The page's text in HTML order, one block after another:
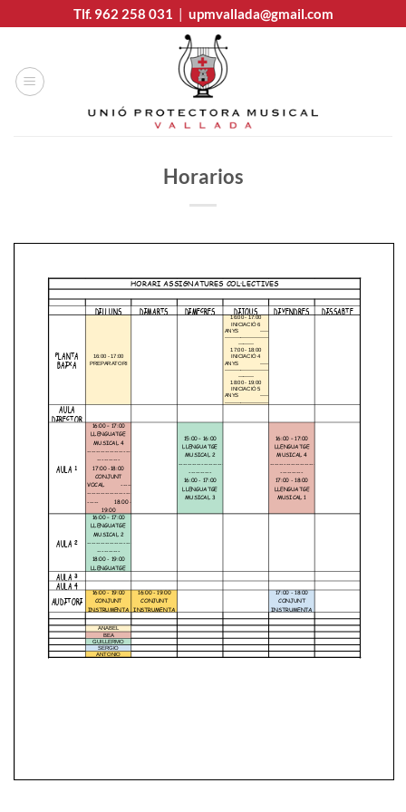
al
Tlf. 962 258 031 | upmvallada@gmail.com
Horarios